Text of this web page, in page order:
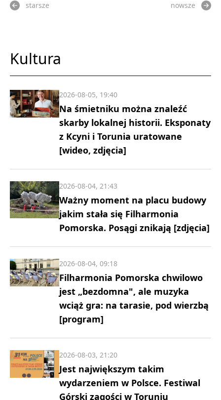
starsze nowsze
Kultura
Na śmietniku można znaleźć
skarby lokalnej historii. Eksponaty
z Kcyni i Torunia uratowane
[wideo, zdjęcia]
2026-08-05, 19:40
Ważny moment na placu budowy
jakim stała się Filharmonia
Pomorska. Posągi znikają [zdjęcia]
2026-08-04, 21:43
Filharmonia Pomorska chwilowo
jest „bezdomna", ale muzyka
wciąż gra: na tarasie, pod wierzbą
[program]
2026-08-04, 09:18
Jest największym takim
wydarzeniem w Polsce. Festiwal
Górski zagości w Toruniu
2026-08-03, 21:20